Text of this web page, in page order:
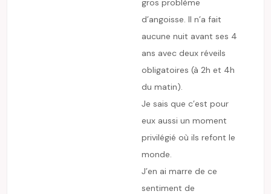
gros problème
d’angoisse. Il n’a fait
aucune nuit avant ses 4
ans avec deux réveils
obligatoires (à 2h et 4h
du matin).
Je sais que c’est pour
eux aussi un moment
privilégié où ils refont le
monde.
J’en ai marre de ce
sentiment de